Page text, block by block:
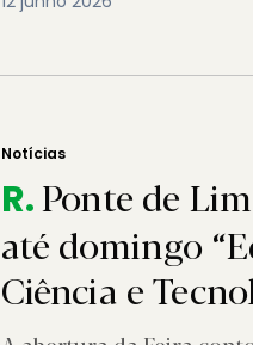
Notícias
R.Ponte de
até domingo
Ciência e